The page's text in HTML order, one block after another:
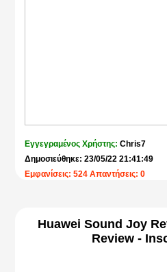
Εγγεγραμένος Χρήστης:Chris7
Δημοσιεύθηκε: 23/05/22 21:41:49
Εμφανίσεις: 524 Απαντήσεις: 0
Huawei Sound Joy
Review -